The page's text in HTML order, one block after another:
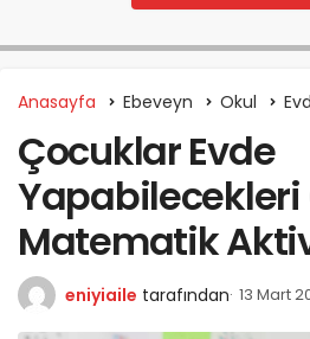
Anasayfa Ebeveyn Okul
Çocuklar Evde
Yapabilecekleri
Matematik
eniyiaile tarafından 13 Mart